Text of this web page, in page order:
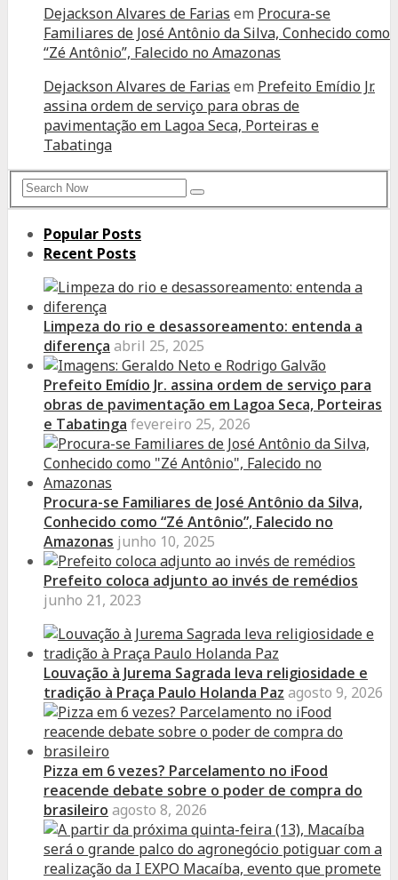
Dejackson Alvares de Farias em Procura-se
Familiares de José Antônio da Silva, Conhecido como
“Zé Antônio”, Falecido no Amazonas
Dejackson Alvares de Farias em Prefeito Emídio Jr.
assina ordem de serviço para obras de
pavimentação em Lagoa Seca, Porteiras e
Tabatinga
Search
for:
Search
Popular Posts
Recent Posts
Limpeza do rio e desassoreamento: entenda a
diferença abril 25, 2025
Prefeito Emídio Jr. assina ordem de serviço para
obras de pavimentação em Lagoa Seca, Porteiras
e Tabatinga fevereiro 25, 2026
Procura-se Familiares de José Antônio da Silva,
Conhecido como “Zé Antônio”, Falecido no
Amazonas junho 10, 2025
Prefeito coloca adjunto ao invés de remédios
junho 21, 2023
Louvação à Jurema Sagrada leva religiosidade e
tradição à Praça Paulo Holanda Paz agosto 9, 2026
Pizza em 6 vezes? Parcelamento no iFood
reacende debate sobre o poder de compra do
brasileiro agosto 8, 2026